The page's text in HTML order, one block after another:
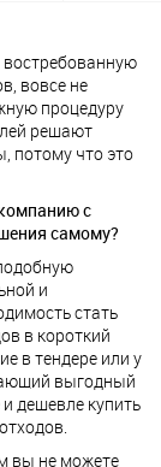
вовсе не
процедуру
решают
потому что это
с
самому?
и
стать
в короткий
в тендере или у
выгодный
дешевле купить
вы не можете